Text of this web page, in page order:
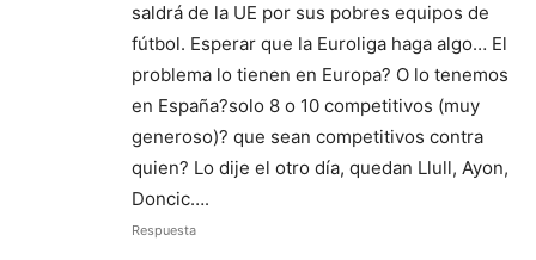
saldrá de la UE por sus pobres equipos de
fútbol. Esperar que la Euroliga haga algo… El
problema lo tienen en Europa? O lo tenemos
en España?solo 8 o 10 competitivos (muy
generoso)? que sean competitivos contra
quien? Lo dije el otro día, quedan Llull, Ayon,
Doncic….
Respuesta